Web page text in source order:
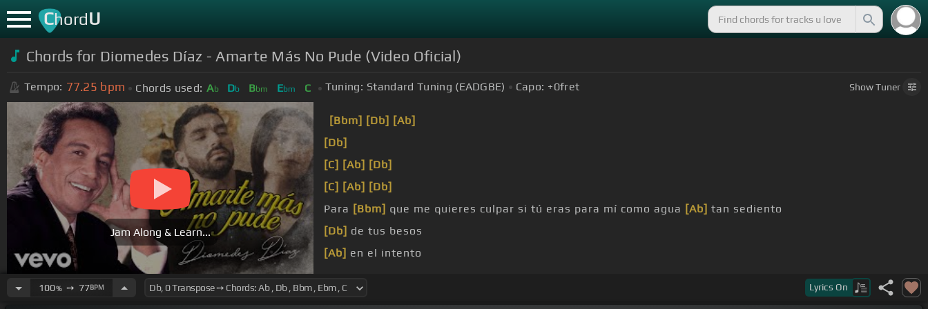
ChordU
Chords for Diomedes Díaz - Amarte Más No Pude (Video Oficial)
Tempo: 77.25 bpm Chords used: Ab Db Bbm Ebm C Tuning: Standard Tuning (EADGBE) Capo: +0fret ShowTuner
Jam Along & Learn...
[Bbm] [Db] [Ab]
[Db]
[C] [Ab] [Db]
[C] [Ab] [Db]
Para [Bbm] que me quieres culpar si tú eras para mí como agua [Ab] tan sediento
[Db] de tus besos
[Ab] en el intento
100%➙ 77BPM Lyrics On